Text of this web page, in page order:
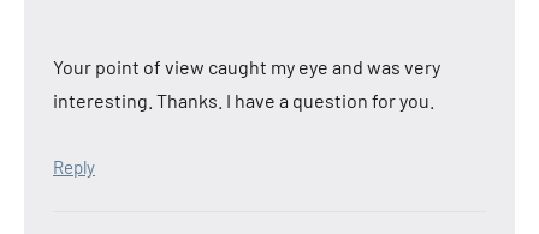
Your point of view caught my eye and was very
interesting. Thanks. I have a question for you.
Reply